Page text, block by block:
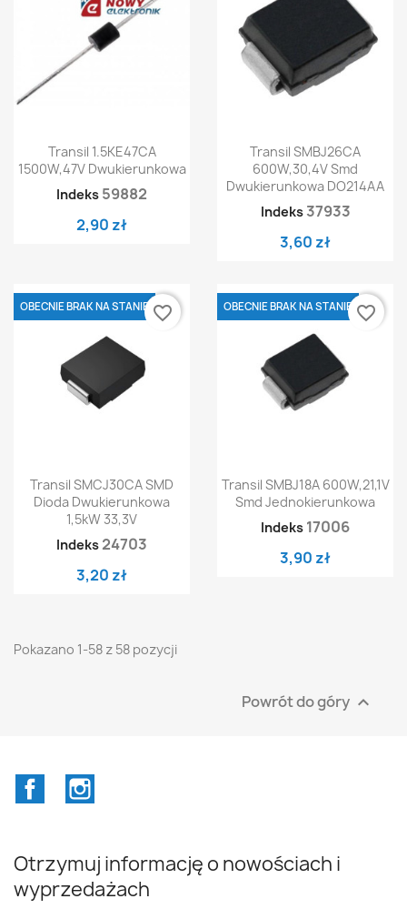
Transil 1.5KE47CA
1500W,47V Dwukierunkowa
Indeks 59882
2,90 zł
Transil SMBJ26CA
600W,30,4V Smd
Dwukierunkowa DO214AA
Indeks 37933
3,60 zł
Transil SMCJ30CA SMD
Dioda Dwukierunkowa
1,5kW 33,3V
Indeks 24703
3,20 zł
OBECNIE BRAK NA STANIE favorite_border
Transil SMBJ18A 600W,21,1V
Smd Jednokierunkowa
Indeks 17006
3,90 zł
OBECNIE BRAK NA STANIE favorite_border
Pokazano 1-58 z 58 pozycji
Powrót do góry 
Facebook
Otrzymuj informację o nowościach i
wyprzedażach